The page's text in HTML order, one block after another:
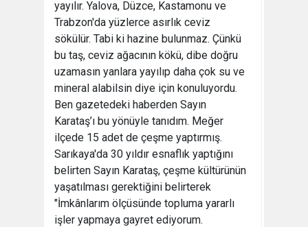
yayılır. Yalova, Düzce, Kastamonu ve
Trabzon'da yüzlerce asırlık ceviz
sökülür. Tabi ki hazine bulunmaz. Çünkü
bu taş, ceviz ağacının kökü, dibe doğru
uzamasın yanlara yayılıp daha çok su ve
mineral alabilsin diye için konuluyordu.
Ben gazetedeki haberden Sayın
Karataş’ı bu yönüyle tanıdım. Meğer
ilçede 15 adet de çeşme yaptırmış.
Sarıkaya'da 30 yıldır esnaflık yaptığını
belirten Sayın Karataş, çeşme kültürünün
yaşatılması gerektiğini belirterek
"İmkânlarım ölçüsünde topluma yararlı
işler yapmaya gayret ediyorum.